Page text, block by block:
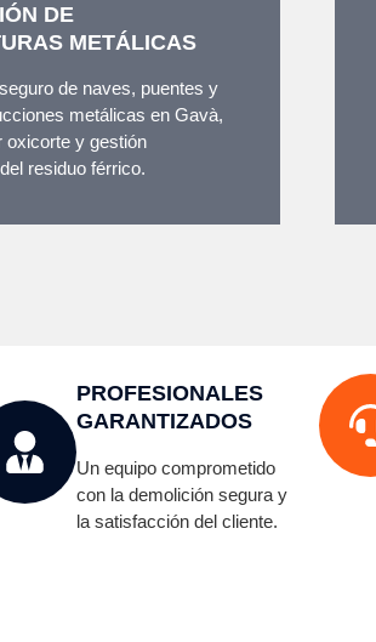
DE
METÁLICAS
de naves, puentes y
metálicas en Gavà,
oxicorte y gestión
residuo férrico.
PROFESIONALES
GARANTIZADOS
Un equipo comprometido
con la demolición segura y
la satisfacción del cliente.